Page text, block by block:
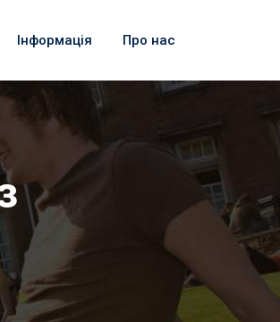
Інформація Про нас